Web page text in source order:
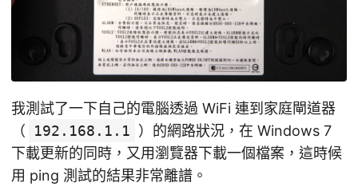
我測試了一下自己的電腦透過 WiFi 連到家庭閘道器
（
192.168.1.1 ）的網路狀況，在 Windows 7
下載更新的同時，又用瀏覽器下載一個檔案，這時候
用 ping 測試的結果非常離譜。